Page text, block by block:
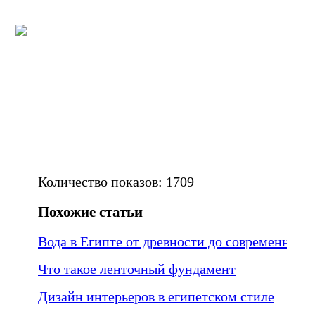
Количество показов: 1709
Похожие статьи
Вода в Египте от древности до
Что такое ленточный фундамент
Дизайн интерьеров в египетском стиле